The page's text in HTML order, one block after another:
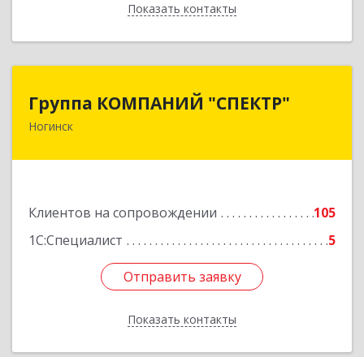
Показать контакты
Назад
Группа КОМПАНИЙ "СПЕКТР"
Ногинск
Клиентов на сопровождении
105
1С:Специалист
5
Отправить заявку
Показать контакты
Группа КОМПАНИЙ "СПЕКТР"
142400, Московская обл, г.о.Богородский,
Отправить заявку
Назад